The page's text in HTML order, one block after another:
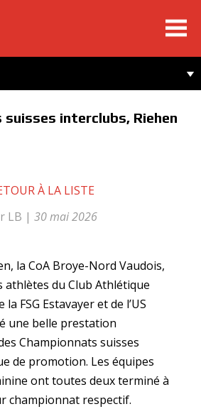
suisses interclubs, Riehen
À LA LISTE
LB | 30 mai 2026
la CoA Broye-Nord Vaudois,
athlètes du Club Athlétique
la FSG Estavayer et de l’US
une belle prestation
Championnats suisses
de promotion. Les équipes
ont toutes deux terminé à
championnat respectif.